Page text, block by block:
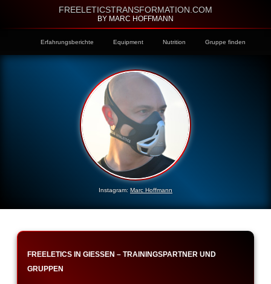
FREELETICSTRANSFORMATION.COM
BY MARC HOFFMANN
Erfahrungsberichte Equipment Nutrition Gruppe finden
Instagram: Marc Hoffmann
FREELETICS IN GIESSEN – TRAININGSPARTNER UND G
RUPPEN